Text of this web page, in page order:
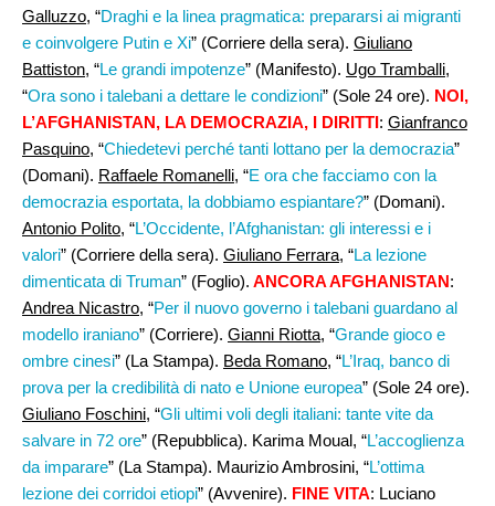
Galluzzo, “Draghi e la linea pragmatica: prepararsi ai migranti
e coinvolgere Putin e Xi” (Corriere della sera). Giuliano
Battiston, “Le grandi impotenze” (Manifesto). Ugo Tramballi,
“Ora sono i talebani a dettare le condizioni” (Sole 24 ore). NOI,
L’AFGHANISTAN, LA DEMOCRAZIA, I DIRITTI: Gianfranco
Pasquino, “Chiedetevi perché tanti lottano per la democrazia”
(Domani). Raffaele Romanelli, “E ora che facciamo con la
democrazia esportata, la dobbiamo espiantare?” (Domani).
Antonio Polito, “L’Occidente, l’Afghanistan: gli interessi e i
valori” (Corriere della sera). Giuliano Ferrara, “La lezione
dimenticata di Truman” (Foglio). ANCORA AFGHANISTAN:
Andrea Nicastro, “Per il nuovo governo i talebani guardano al
modello iraniano” (Corriere). Gianni Riotta, “Grande gioco e
ombre cinesi” (La Stampa). Beda Romano, “L’Iraq, banco di
prova per la credibilità di nato e Unione europea” (Sole 24 ore).
Giuliano Foschini, “Gli ultimi voli degli italiani: tante vite da
salvare in 72 ore” (Repubblica). Karima Moual, “L’accoglienza
da imparare” (La Stampa). Maurizio Ambrosini, “L’ottima
lezione dei corridoi etiopi” (Avvenire). FINE VITA: Luciano